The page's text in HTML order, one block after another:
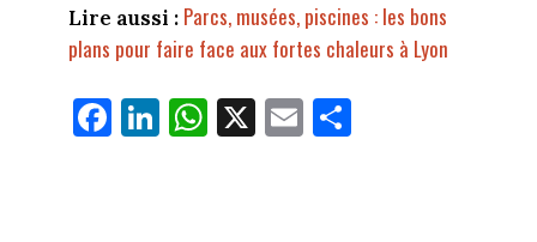
Lire aussi : Parcs, musées, piscines : les bons
plans pour faire face aux fortes chaleurs à Lyon
Fa
ce
Li
nk
W
ha
X E
m
Pa
rt